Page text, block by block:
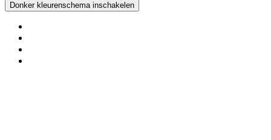
Donker kleurenschema inschakelen